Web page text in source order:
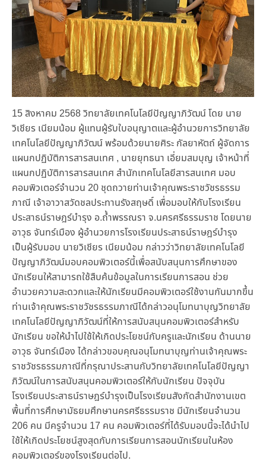
15 สิงหาคม 2568 วิทยาลัยเทคโนโลยีปัญญาภิวัฒน์ โดย นาย
วิเชียร เนียมน้อม ผู้แทนผู้รับใบอนุญาตและผู้อำนวยการวิทยาลัย
เทคโนโลยีปัญญาภิวัฒน์ พร้อมด้วยนายศิระ กัลยาหัตถ์ ผู้จัดการ
แผนกปฏิบัติการสารสนเทศ , นายยุทธนา เอี่ยมสมบุญ เจ้าหน้าที่
แผนกปฏิบัติการสารสนเทศ สำนักเทคโนโลยีสารสนเทศ มอบ
คอมพิวเตอร์จำนวน 20 ชุดถวายท่านเจ้าคุณพระราชวัชรธรรม
ภาณี เจ้าอาวาสวัดชลประทานรังสฤษดิ์ เพื่อมอบให้กับโรงเรียน
ประสาธน์ราษฎร์บำรุง อ.ถ้ำพรรณรา จ.นครศรีธรรมราช โดยนาย
อาวุธ จันทร์เมือง ผู้อำนวยการโรงเรียนประสาธน์ราษฎร์บำรุง
เป็นผู้รับมอบ นายวิเชียร เนียมน้อม กล่าวว่าวิทยาลัยเทคโนโลยี
ปัญญาภิวัฒน์มอบคอมพิวเตอร์นี้เพื่อสนับสนุนการศึกษาของ
นักเรียนให้สามารถใช้สืบค้นข้อมูลในการเรียนการสอน ช่วย
อำนวยความสะดวกและให้นักเรียนมีคอมพิวเตอร์ใช้งานกันมากขึ้น
ท่านเจ้าคุณพระราชวัชรธรรมภาณีได้กล่าวอนุโมทนาบุญวิทยาลัย
เทคโนโลยีปัญญาภิวัฒน์ที่ให้การสนับสนุนคอมพิวเตอร์สำหรับ
นักเรียน ขอให้นำไปใช้ให้เกิดประโยชน์กับครูและนักเรียน ด้านนาย
อาวุธ จันทร์เมือง ได้กล่าวขอบคุณอนุโมทนาบุญท่านเจ้าคุณพระ
ราชวัชรธรรมภาณีที่กรุณาประสานกับวิทยาลัยเทคโนโลยีปัญญา
ภิวัฒน์ในการสนับสนุนคอมพิวเตอร์ให้กับนักเรียน ปัจจุบัน
โรงเรียนประสาธน์ราษฎร์บำรุงเป็นโรงเรียนสังกัดสำนักงานเขต
พื้นที่การศึกษามัธยมศึกษานครศรีธรรมราช มีนักเรียนจำนวน
206 คน มีครูจำนวน 17 คน คอมพิวเตอร์ที่ได้รับมอบนี้จะได้นำไป
ใช้ให้เกิดประโยชน์สูงสุดกับการเรียนการสอนนักเรียนในห้อง
คอมพิวเตอร์ของโรงเรียนต่อไป.